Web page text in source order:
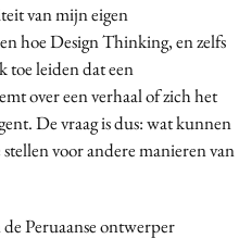
van mijn eigen
hoe Design Thinking, en zelfs
toe leiden dat een
over een verhaal of zich het
De vraag is dus: wat kunnen
voor andere manieren van
Peruaanse ontwerper